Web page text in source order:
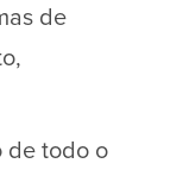
de
de todo o